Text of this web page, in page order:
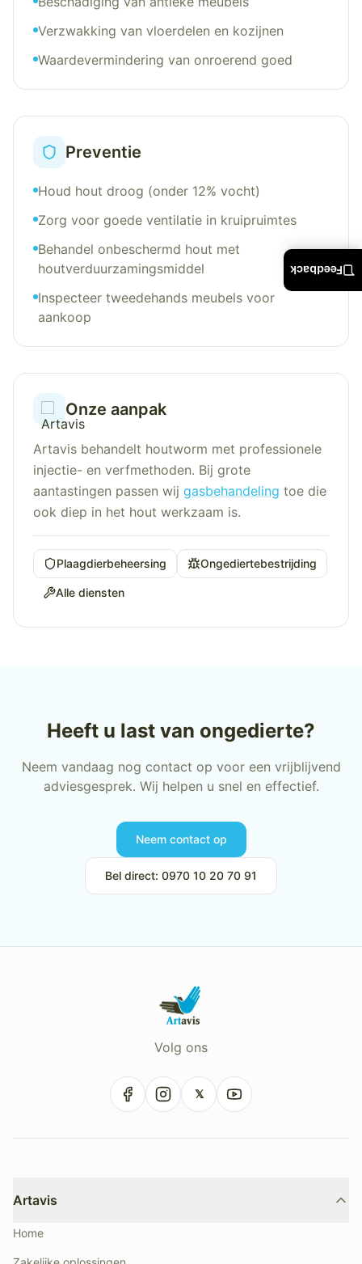
Feedback
Verzwakking van vloerdelen en kozijnen
Waardevermindering van onroerend goed
Preventie
Houd hout droog (onder 12% vocht)
Zorg voor goede ventilatie in kruipruimtes
Behandel onbeschermd hout met
houtverduurzamingsmiddel
Inspecteer tweedehands meubels voor
aankoop
Onze aanpak
Artavis behandelt houtworm met professionele
injectie- en verfmethoden. Bij grote
aantastingen passen wij gasbehandeling toe die
ook diep in het hout werkzaam is.
Plaagdierbeheersing Ongediertebestrijding
Alle diensten
Heeft u last van ongedierte?
Neem vandaag nog contact op voor een vrijblijvend
adviesgesprek. Wij helpen u snel en effectief.
Neem contact op
Bel direct: 0970 10 20 70 91
Volg ons
𝕏
Artavis
Home